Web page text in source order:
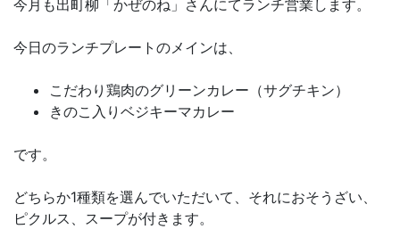
今月も出町柳「かぜのね」さんにてランチ営業します。
今日のランチプレートのメインは、
こだわり鶏肉のグリーンカレー（サグチキン）
きのこ入りベジキーマカレー
です。
どちらか1種類を選んでいただいて、それにおそうざい、
ピクルス、スープが付きます。